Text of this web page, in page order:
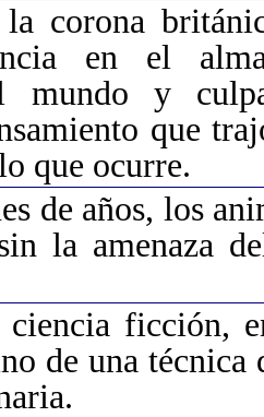
corona
en el
mundo y
que
que ocurre.
de años, los
la amenaza
ficción,
de una técnica